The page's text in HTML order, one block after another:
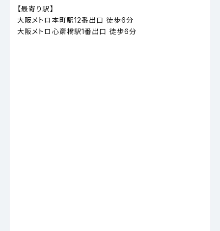
【最寄り駅】
大阪メトロ本町駅12番出口 徒歩6分
大阪メトロ心斎橋駅1番出口 徒歩6分